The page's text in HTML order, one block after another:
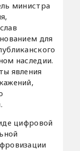
министра
для
наследии.
явления
цифровой